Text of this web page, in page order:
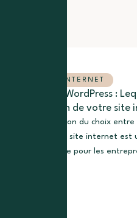
SITE INTERNET
Wix ou WordPress :
création de votre site
La question du choix
créer son site internet est
fréquente pour les